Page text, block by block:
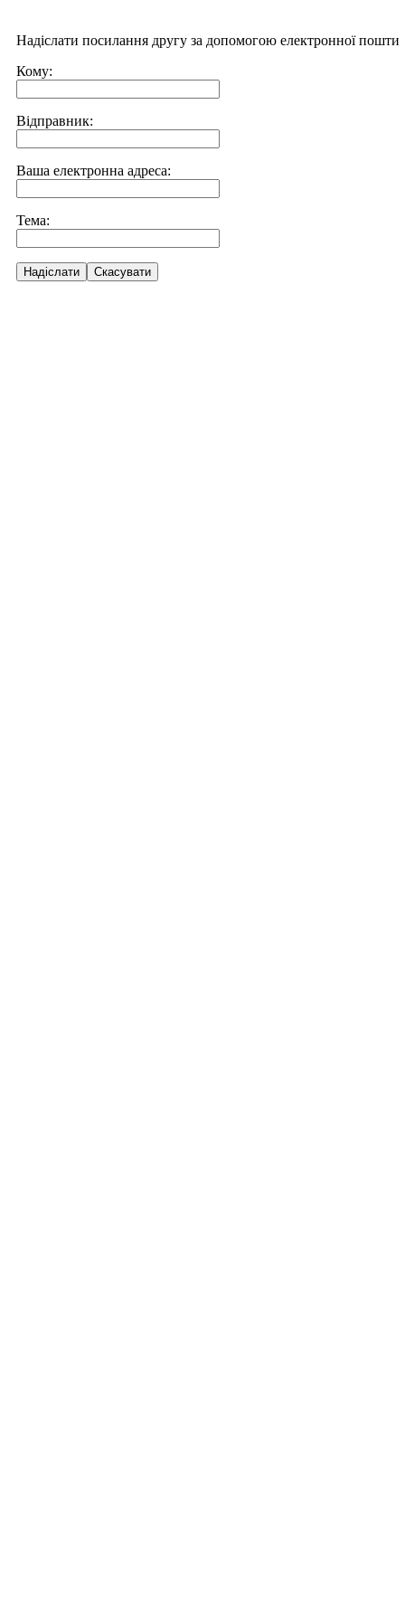
Надіслати посилання другу за допомогою електронної пошти
Кому:
Відправник:
Ваша електронна адреса:
Тема:
Надіслати Скасувати